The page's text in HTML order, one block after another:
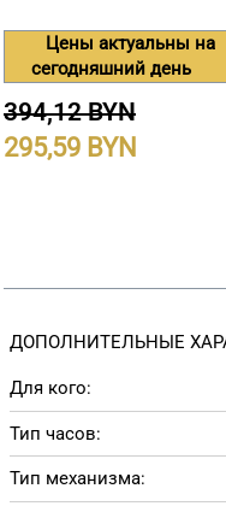
Цены актуальны на
сегодняшний день
394,12 BYN
295,59
ДОПОЛНИТЕЛЬНЫЕ
Для кого:
Тип часов:
Тип механизма: